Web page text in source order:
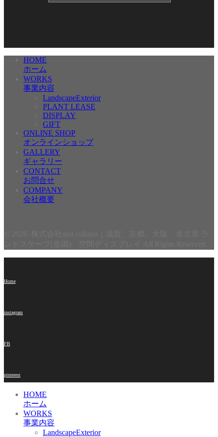
HOME
ホーム
WORKS
事業内容
LandscapeExterior
PLANT LEASE
DISPLAY
GIFT
ONLINE SHOP
オンラインショップ
GALLERY
ギャラリー
CONTACT
お問合せ
COMPANY
会社概要
Home
instagram
FB
pinterest
HOME
ホーム
WORKS
事業内容
LandscapeExterior